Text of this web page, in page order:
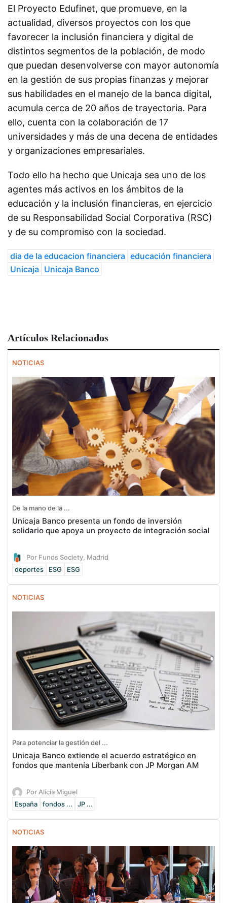
El Proyecto Edufinet, que promueve, en la
actualidad, diversos proyectos con los que
favorecer la inclusión financiera y digital de
distintos segmentos de la población, de modo
que puedan desenvolverse con mayor autonomía
en la gestión de sus propias finanzas y mejorar
sus habilidades en el manejo de la banca digital,
acumula cerca de 20 años de trayectoria. Para
ello, cuenta con la colaboración de 17
universidades y más de una decena de entidades
y organizaciones empresariales.
Todo ello ha hecho que Unicaja sea uno de los
agentes más activos en los ámbitos de la
educación y la inclusión financieras, en ejercicio
de su Responsabilidad Social Corporativa (RSC)
y de su compromiso con la sociedad.
dia de la educacion financiera educación financiera
Unicaja Unicaja Banco
Artículos Relacionados
NOTICIAS
De la mano de la ...
Unicaja Banco presenta un fondo de inversión
solidario que apoya un proyecto de integración social
Por Funds Society, Madrid
deportes
ESG ESG
NOTICIAS
Para potenciar la gestión del ...
Unicaja Banco extiende el acuerdo estratégico en
fondos que mantenía Liberbank con JP Morgan AM
Por Alicia Miguel
España
fondos ... JP ...
NOTICIAS